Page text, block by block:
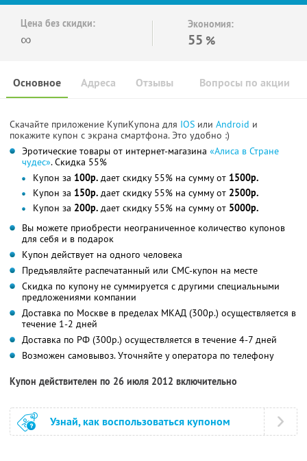
Цена без скидки:
∞
Экономия:
55 %
Основное Отзывы Вопросы по акции
Адреса
Скачайте приложение КупиКупона для IOS или Android и
покажите купон с экрана смартфона. Это удобно :)
Эротические товары от интернет-магазина «Алиса в Стране
чудес». Скидка 55%
Купон за 100р. дает скидку 55% на сумму от 1500р.
Купон за 150р. дает скидку 55% на сумму от 2500р.
Купон за 200р. дает скидку 55% на сумму от 5000р.
Вы можете приобрести неограниченное количество купонов
для себя и в подарок
Купон действует на одного человека
Предъявляйте распечатанный или СМС-купон на месте
Скидка по купону не суммируется с другими специальными
предложениями компании
Доставка по Москве в пределах МКАД (300р.) осуществляется в
течение 1-2 дней
Доставка по РФ (300р.) осуществляется в течение 4-7 дней
Возможен самовывоз. Уточняйте у оператора по телефону
Купон действителен по 26 июля 2012 включительно
Узнай, как воспользоваться купоном